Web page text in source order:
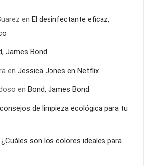
en El desinfectante eficaz,
James Bond
en Jessica Jones en Netflix
en Bond, James Bond
de limpieza ecológica para tu
¿Cuáles son los colores ideales para